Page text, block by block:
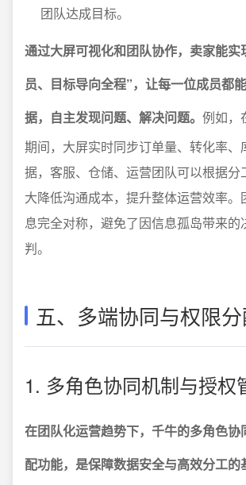
团队达成目标。
通过大屏可视化和团队协作，卖家能实
员、目标导向全程”，让每一位成员都
据，自主发现问题、解决问题。 例如，
期间，大屏实时同步订单量、转化率、
据，客服、仓储、运营团队可以根据分
大降低沟通成本，提升整体运营效率。
息完全对称，避免了因信息孤岛带来的
判。
五、多端协同与权限
1. 多角色协同机制与授权
在团队化运营趋势下，千牛的多角色协
配功能，是保障数据安全与高效分工的